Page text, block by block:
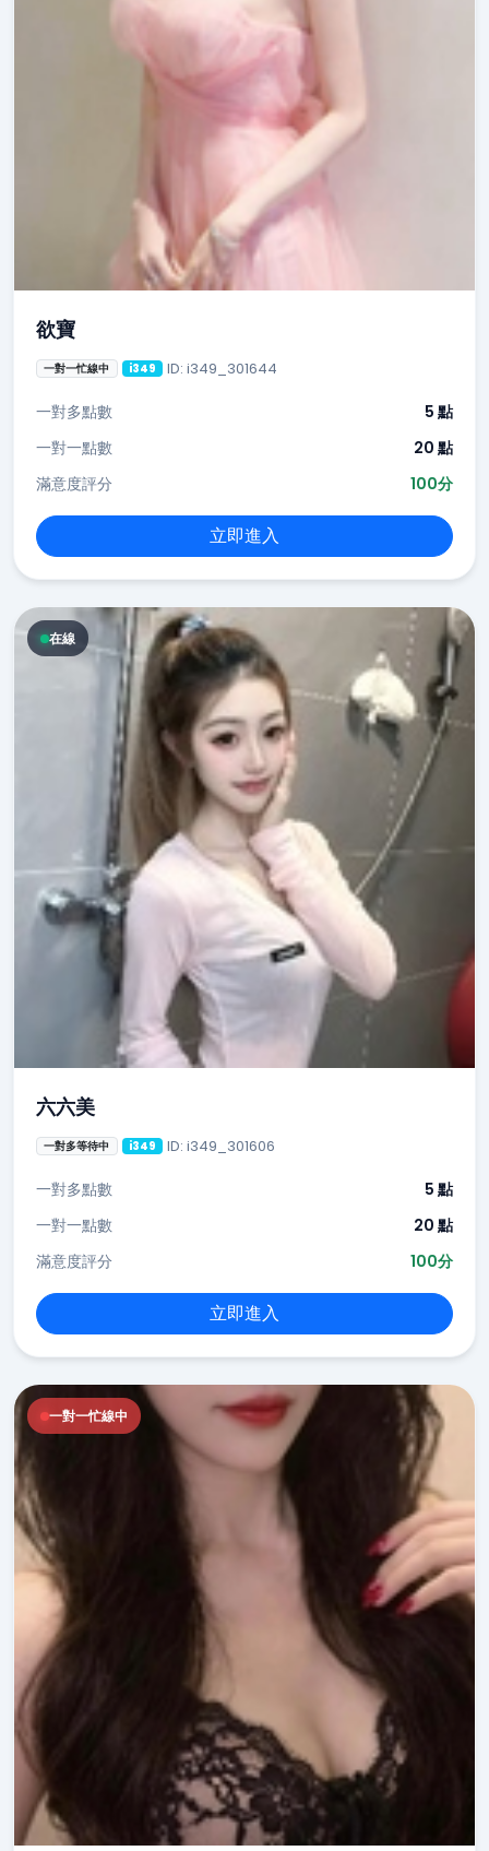
欲寶
一對一忙線中 i349 ID: i349_301644
一對多點數
5 點
一對一點數
20 點
滿意度評分
100分
立即進入
在線
六六美
一對多等待中 i349 ID: i349_301606
一對多點數
5 點
一對一點數
20 點
滿意度評分
100分
立即進入
一對一忙線中